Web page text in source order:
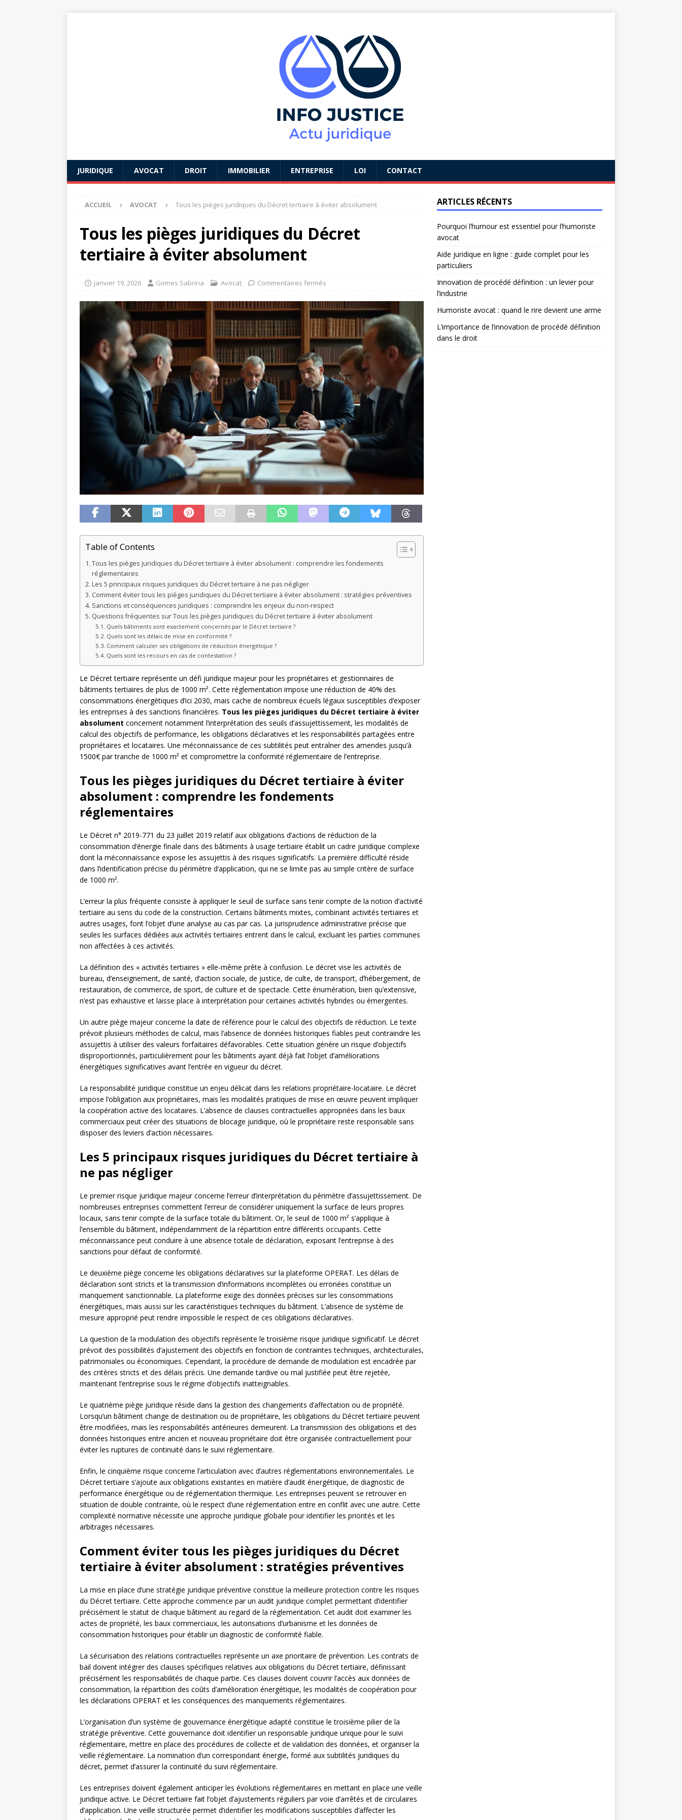
JURIDIQUE AVOCAT DROIT IMMOBILIER ENTREPRISE LOI CONTACT
ACCUEIL AVOCAT Tous les pièges juridiques du Décret tertiaire à éviter absolument
Tous les pièges juridiques du Décret
tertiaire à éviter absolument
janvier 19, 2026 Gomes Sabrina Avocat Commentaires fermés
Table of Contents
Tous les pièges juridiques du Décret tertiaire à éviter absolument : comprendre les fondements
réglementaires
Les 5 principaux risques juridiques du Décret tertiaire à ne pas négliger
Comment éviter tous les pièges juridiques du Décret tertiaire à éviter absolument : stratégies préventives
Sanctions et conséquences juridiques : comprendre les enjeux du non-respect
Questions fréquentes sur Tous les pièges juridiques du Décret tertiaire à éviter absolument
Quels bâtiments sont exactement concernés par le Décret tertiaire ?
Quels sont les délais de mise en conformité ?
Comment calculer ses obligations de réduction énergétique ?
Quels sont les recours en cas de contestation ?
Le Décret tertiaire représente un défi juridique majeur pour les propriétaires et gestionnaires de
bâtiments tertiaires de plus de 1000 m². Cette réglementation impose une réduction de 40% des
consommations énergétiques d’ici 2030, mais cache de nombreux écueils légaux susceptibles d’exposer
les entreprises à des sanctions financières. Tous les pièges juridiques du Décret tertiaire à éviter
absolument concernent notamment l’interprétation des seuils d’assujettissement, les modalités de
calcul des objectifs de performance, les obligations déclaratives et les responsabilités partagées entre
propriétaires et locataires. Une méconnaissance de ces subtilités peut entraîner des amendes jusqu’à
1500€ par tranche de 1000 m² et compromettre la conformité réglementaire de l’entreprise.
Tous les pièges juridiques du Décret tertiaire à éviter
absolument : comprendre les fondements
réglementaires
Le Décret n° 2019-771 du 23 juillet 2019 relatif aux obligations d’actions de réduction de la
consommation d’énergie finale dans des bâtiments à usage tertiaire établit un cadre juridique complexe
dont la méconnaissance expose les assujettis à des risques significatifs. La première difficulté réside
dans l’identification précise du périmètre d’application, qui ne se limite pas au simple critère de surface
de 1000 m².
L’erreur la plus fréquente consiste à appliquer le seuil de surface sans tenir compte de la notion d’activité
tertiaire au sens du code de la construction. Certains bâtiments mixtes, combinant activités tertiaires et
autres usages, font l’objet d’une analyse au cas par cas. La jurisprudence administrative précise que
seules les surfaces dédiées aux activités tertiaires entrent dans le calcul, excluant les parties communes
non affectées à ces activités.
La définition des « activités tertiaires » elle-même prête à confusion. Le décret vise les activités de
bureau, d’enseignement, de santé, d’action sociale, de justice, de culte, de transport, d’hébergement, de
restauration, de commerce, de sport, de culture et de spectacle. Cette énumération, bien qu’extensive,
n’est pas exhaustive et laisse place à interprétation pour certaines activités hybrides ou émergentes.
Un autre piège majeur concerne la date de référence pour le calcul des objectifs de réduction. Le texte
prévoit plusieurs méthodes de calcul, mais l’absence de données historiques fiables peut contraindre les
assujettis à utiliser des valeurs forfaitaires défavorables. Cette situation génère un risque d’objectifs
disproportionnés, particulièrement pour les bâtiments ayant déjà fait l’objet d’améliorations
énergétiques significatives avant l’entrée en vigueur du décret.
La responsabilité juridique constitue un enjeu délicat dans les relations propriétaire-locataire. Le décret
impose l’obligation aux propriétaires, mais les modalités pratiques de mise en œuvre peuvent impliquer
la coopération active des locataires. L’absence de clauses contractuelles appropriées dans les baux
commerciaux peut créer des situations de blocage juridique, où le propriétaire reste responsable sans
disposer des leviers d’action nécessaires.
Les 5 principaux risques juridiques du Décret tertiaire à
ne pas négliger
Le premier risque juridique majeur concerne l’erreur d’interprétation du périmètre d’assujettissement. De
nombreuses entreprises commettent l’erreur de considérer uniquement la surface de leurs propres
locaux, sans tenir compte de la surface totale du bâtiment. Or, le seuil de 1000 m² s’applique à
l’ensemble du bâtiment, indépendamment de la répartition entre différents occupants. Cette
méconnaissance peut conduire à une absence totale de déclaration, exposant l’entreprise à des
sanctions pour défaut de conformité.
Le deuxième piège concerne les obligations déclaratives sur la plateforme OPERAT. Les délais de
déclaration sont stricts et la transmission d’informations incomplètes ou erronées constitue un
manquement sanctionnable. La plateforme exige des données précises sur les consommations
énergétiques, mais aussi sur les caractéristiques techniques du bâtiment. L’absence de système de
mesure approprié peut rendre impossible le respect de ces obligations déclaratives.
La question de la modulation des objectifs représente le troisième risque juridique significatif. Le décret
prévoit des possibilités d’ajustement des objectifs en fonction de contraintes techniques, architecturales,
patrimoniales ou économiques. Cependant, la procédure de demande de modulation est encadrée par
des critères stricts et des délais précis. Une demande tardive ou mal justifiée peut être rejetée,
maintenant l’entreprise sous le régime d’objectifs inatteignables.
Le quatrième piège juridique réside dans la gestion des changements d’affectation ou de propriété.
Lorsqu’un bâtiment change de destination ou de propriétaire, les obligations du Décret tertiaire peuvent
être modifiées, mais les responsabilités antérieures demeurent. La transmission des obligations et des
données historiques entre ancien et nouveau propriétaire doit être organisée contractuellement pour
éviter les ruptures de continuité dans le suivi réglementaire.
Enfin, le cinquième risque concerne l’articulation avec d’autres réglementations environnementales. Le
Décret tertiaire s’ajoute aux obligations existantes en matière d’audit énergétique, de diagnostic de
performance énergétique ou de réglementation thermique. Les entreprises peuvent se retrouver en
situation de double contrainte, où le respect d’une réglementation entre en conflit avec une autre. Cette
complexité normative nécessite une approche juridique globale pour identifier les priorités et les
arbitrages nécessaires.
Comment éviter tous les pièges juridiques du Décret
tertiaire à éviter absolument : stratégies préventives
La mise en place d’une stratégie juridique préventive constitue la meilleure protection contre les risques
du Décret tertiaire. Cette approche commence par un audit juridique complet permettant d’identifier
précisément le statut de chaque bâtiment au regard de la réglementation. Cet audit doit examiner les
actes de propriété, les baux commerciaux, les autorisations d’urbanisme et les données de
consommation historiques pour établir un diagnostic de conformité fiable.
La sécurisation des relations contractuelles représente un axe prioritaire de prévention. Les contrats de
bail doivent intégrer des clauses spécifiques relatives aux obligations du Décret tertiaire, définissant
précisément les responsabilités de chaque partie. Ces clauses doivent couvrir l’accès aux données de
consommation, la répartition des coûts d’amélioration énergétique, les modalités de coopération pour
les déclarations OPERAT et les conséquences des manquements réglementaires.
L’organisation d’un système de gouvernance énergétique adapté constitue le troisième pilier de la
stratégie préventive. Cette gouvernance doit identifier un responsable juridique unique pour le suivi
réglementaire, mettre en place des procédures de collecte et de validation des données, et organiser la
veille réglementaire. La nomination d’un correspondant énergie, formé aux subtilités juridiques du
décret, permet d’assurer la continuité du suivi réglementaire.
Les entreprises doivent également anticiper les évolutions réglementaires en mettant en place une veille
juridique active. Le Décret tertiaire fait l’objet d’ajustements réguliers par voie d’arrêtés et de circulaires
d’application. Une veille structurée permet d’identifier les modifications susceptibles d’affecter les
ARTICLES RÉCENTS
Pourquoi l’humour est essentiel pour l’humoriste
avocat
Aide juridique en ligne : guide complet pour les
particuliers
Innovation de procédé définition : un levier pour
l’industrie
Humoriste avocat : quand le rire devient une arme
L’importance de l’innovation de procédé définition
dans le droit